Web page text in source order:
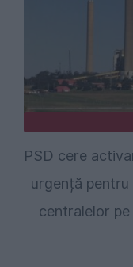
PSD cere
urgență pentru
centralelor